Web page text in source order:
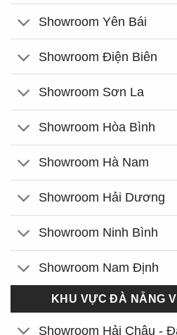
Showroom Yên Bái
Showroom Điện Biên
Showroom Sơn La
Showroom Hòa Bình
Showroom Hà Nam
Showroom Hải Dương
Showroom Ninh Bình
Showroom Nam Định
KHU VỰC ĐÀ NẴNG
Showroom Hải Châu -